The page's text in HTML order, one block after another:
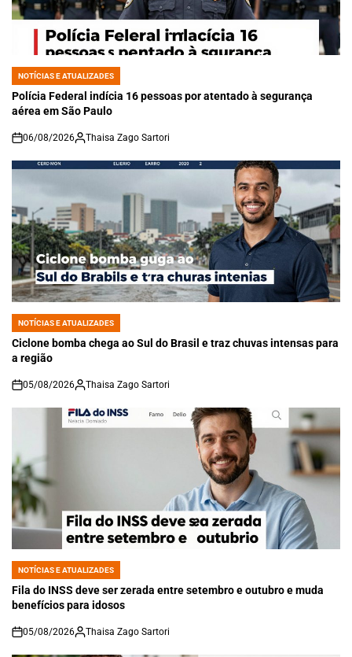
POSTED
IN
NOTÍCIAS E ATUALIZADES
Polícia Federal indícia 16 pessoas por atentado à segurança
aérea em São Paulo
on
06/08/2026 Thaisa Zago Sartori
POSTED
IN
NOTÍCIAS E ATUALIZADES
Ciclone bomba chega ao Sul do Brasil e traz chuvas intensas para
a região
on
05/08/2026 Thaisa Zago Sartori
POSTED
IN
NOTÍCIAS E ATUALIZADES
Fila do INSS deve ser zerada entre setembro e outubro e muda
benefícios para idosos
on
05/08/2026 Thaisa Zago Sartori